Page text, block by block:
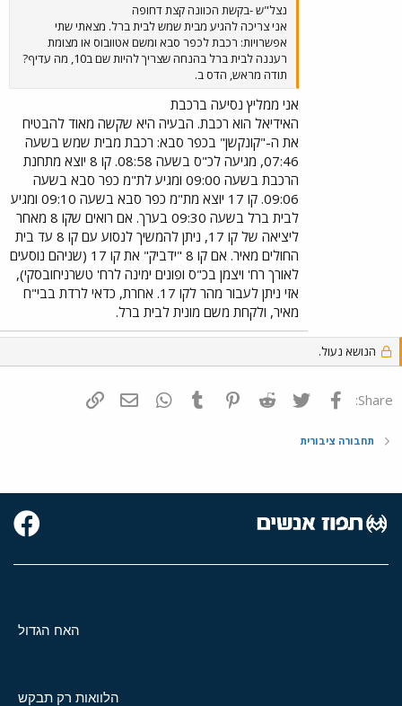
נצל"ש -בקשת הכוונה קצת דחופה
אני צריכה להגיע מבית שמש לבית ברל. מצאתי שתי
אפשרויות: רכבת לכפר סבא ומשם אטוובוס או מצומת
רעננה לבית ברל בהנחה שצריך להיות שם ב10, מה עדיף?
תודה מראש, הדס ב.
אני ממליץ נסיעה ברכבת
האידיאל הוא רכבת. הבעיה היא שקשה מאוד להבטיח
את ה-"קונקשן" בכפר סבא: רכבת מבית שמש בשעה
07:46, מגיעה לכ"ס בשעה 08:58. קו 8 יוצא מתחנת
הרכבת בשעה 09:00 ומגיע לת"מ כפר סבא בשעה
09:06. קו 17 יוצא מת"מ כפר סבא בשעה 09:10 ומגיע
לבית ברל בשעה 09:30 בערך. אם רואים שקו 8 מאחר
ליציאה של קו 17, ניתן להמשיך לנסוע עם קו 8 עד בית
החולים מאיר. אם קו 8 "ידביק" את קו 17 (שניהם נוסעים
לאורך רח' ויצמן בכ"ס ופונים ימינה לרח' טשרניחובסקי),
אזי ניתן לעבור מהר לקו 17. אחרת, כדאי לרדת בבי"ח
מאיר, ולקחת משם מונית לבית ברל.
הנושא נעול.
Share: פייסבוק Twitter
Reddit
Pinterest
Tumblr
WhatsAppדואר אלקטרוני
תחבורה ציבורית
האח הגדול
הלוואות רק תבקש